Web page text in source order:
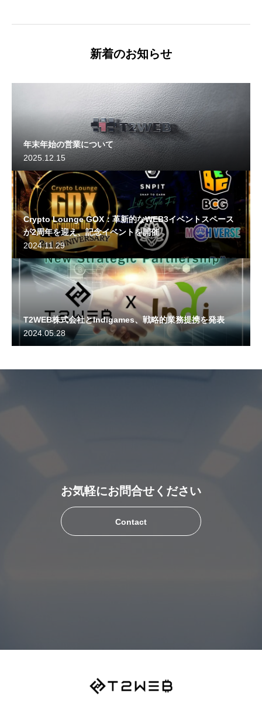
新着のお知らせ
年末年始の営業について
2025.12.15
Crypto Lounge GOX：革新的なWEB3イベントスペース
が2周年を迎え、記念イベントを開催
2024.11.29
T2WEB株式会社とIndigames、戦略的業務提携を発表
2024.05.28
お気軽にお問合せください
Contact